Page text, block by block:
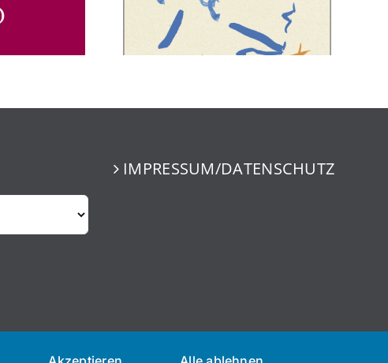
IMPRESSUM/DATENSCHUTZ